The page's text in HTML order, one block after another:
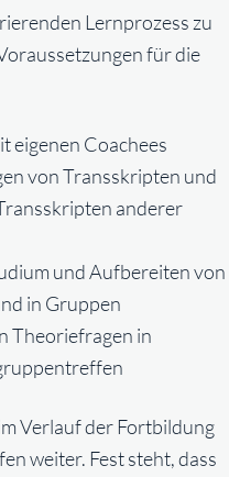
Lernprozess zu
für die
eigenen Coachees
von Transskripten und
anderer
und Aufbereiten von
in Gruppen
Theoriefragen in
Verlauf der Fortbildung
weiter. Fest steht, dass